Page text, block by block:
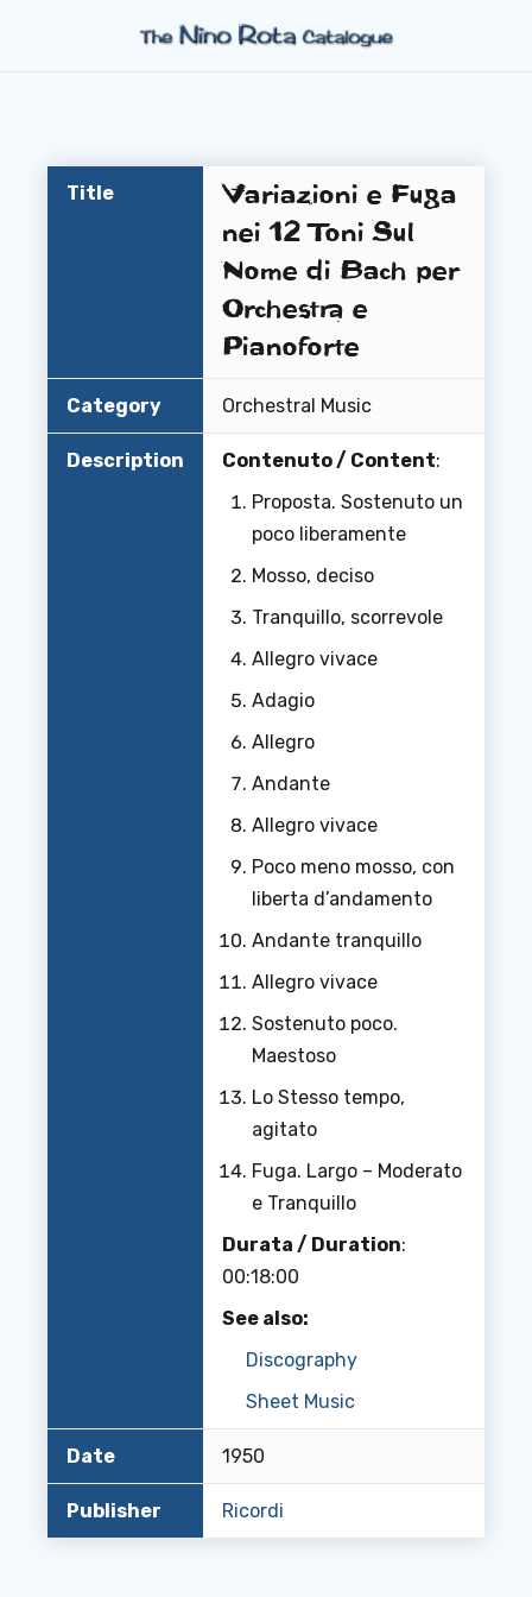
Title
Variazioni e Fuga
nei 12 Toni Sul
Nome di Bach per
Orchestra e
Pianoforte
Category Orchestral Music
Description Contenuto / Content:
Proposta. Sostenuto un
poco liberamente
Mosso, deciso
Tranquillo, scorrevole
Allegro vivace
Adagio
Allegro
Andante
Allegro vivace
Poco meno mosso, con
liberta d’andamento
Andante tranquillo
Allegro vivace
Sostenuto poco.
Maestoso
Lo Stesso tempo,
agitato
Fuga. Largo – Moderato
e Tranquillo
Durata / Duration:
00:18:00
See also:
Discography
Sheet Music
Date 1950
Publisher Ricordi